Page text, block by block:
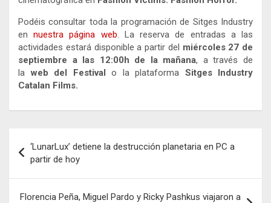
Podéis consultar toda la programación de Sitges Industry
ennuestra página web. La reserva de entradas a las
actividades estará disponible a partir del miércoles 27 de
septiembre a las 12:00h de la mañana, a través de
laweb del Festival o la plataforma Sitges Industry
Catalan Films.
de
entradas
‘LunarLux’ detiene la destrucción planetaria en PC a
partir de hoy
Florencia Peña, Miguel Pardo y Ricky Pashkus viajaron a